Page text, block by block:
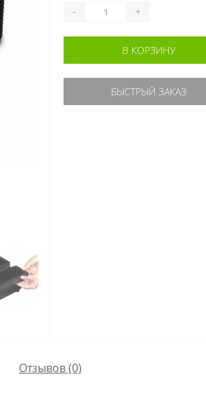
- +
В КОРЗИНУ
БЫСТРЫЙ ЗАКАЗ
Отзывов (0)